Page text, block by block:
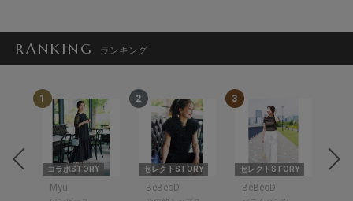
RANKING ランキング
1
コラボSTORY
Myu
2
セレクトSTORY
BeBeoD
3
セレクトSTORY
BeBeoD